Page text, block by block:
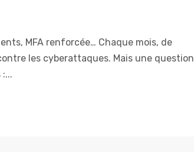
MFA renforcée… Chaque mois, de
les cyberattaques. Mais une question